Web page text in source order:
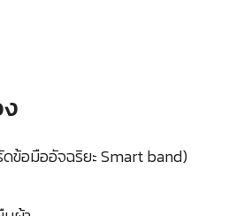
ข้อมืออัจฉริยะ Smart band)